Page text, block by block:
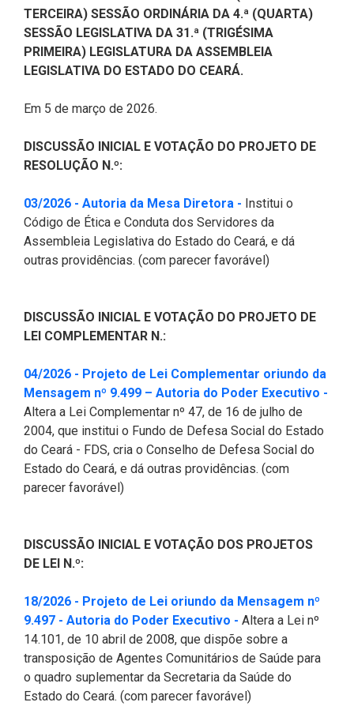
CODINS
Comitê de Gestão Estratégica -
COGE
Coordenadoria do Sistema
Alece de Comunicação
Célula de Fotografia
Célula de Assessoria de
Comunicação
Centro de Estudos e Atividades
Estratégicas (CEAE)
Concursos e Processos
Seletivos
Procuradoria Geral
Tecnologia da Informação
Assessoria Jurídica e Relações
Institucionais
Coordenadoria de Eventos e
Comitê de Imprensa
1ª Companhia do Batalhão de
Prevenção Institucional
Corregedoria
Divisas Territoriais do Ceará
Comitê de Prevenção e
Combate à Violência
Social
Gestão Ambiental
Defensoria Pública do Ceará
Assistência Social
Escola Superior do Parlamento
Cearense (Unipace)
Escritório Frei Tito
Instituto de Estudos e
Desenvolvimento do Ceará -
Inesp
Malce - Memorial da Alece
Deputado Pontes Neto
Procon Alece
Procuradoria Especial da Mulher
Sala do Empreendedor
Defesa Social
Des. Regional, Recursos Hí­
dricos, Minas e Pesca
Educação Básica
Fiscalização e Controle
Indústria, Desenvolvimento
Econômico e Comércio
Infância e Adolescência
Juventude
Meio Ambiente, Mudanças
do Semiárido
Orçamento, Finanças e
Tributação
Previdência Social e Saúde
Trabalho, Administração e
Turismo e Serviços
Viação, Transporte e Des.
Urbano
Consultoria Legislativa
Votações Nominais
Medalhas e comendas da Alece
Mapa de Leis Históricas
Utilidade pública
Políticas Institucionais
TERCEIRA) SESSÃO ORDINÁRIA DA 4.ª (QUARTA)
SESSÃO LEGISLATIVA DA 31.ª (TRIGÉSIMA
PRIMEIRA) LEGISLATURA DA ASSEMBLEIA
LEGISLATIVA DO ESTADO DO CEARÁ.
Em 5 de março de 2026.
DISCUSSÃO INICIAL E VOTAÇÃO DO PROJETO DE
RESOLUÇÃO N.º:
03/2026 - Autoria da Mesa Diretora - (Abre em nova
Institui o
Código de Ética e Conduta dos Servidores da
Assembleia Legislativa do Estado do Ceará, e dá
outras providências. (com parecer favorável)
DISCUSSÃO INICIAL E VOTAÇÃO DO PROJETO DE
LEI COMPLEMENTAR N.:
04/2026 - Projeto de Lei Complementar oriundo da
Mensagem nº 9.499 – Autoria do Poder Executivo -
Altera a Lei Complementar nº 47, de 16 de julho de
2004, que institui o Fundo de Defesa Social do Estado
do Ceará - FDS, cria o Conselho de Defesa Social do
Estado do Ceará, e dá outras providências. (com
parecer favorável)
DISCUSSÃO INICIAL E VOTAÇÃO DOS PROJETOS
DE LEI N.º:
18/2026 - Projeto de Lei oriundo da Mensagem nº
9.497 - Autoria do Poder Executivo - (Abre em nova
Altera a Lei nº
14.101, de 10 abril de 2008, que dispõe sobre a
transposição de Agentes Comunitários de Saúde para
o quadro suplementar da Secretaria da Saúde do
Estado do Ceará. (com parecer favorável)